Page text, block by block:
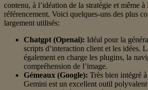
contenu, à l’idéation de la stratégie et même
référencement. Voici quelques-uns des plus
largement utilisés:
Chatgpt (Openai): Idéal pour la
scripts d’interaction client et les idées.
également en charge les plugins, la
compréhension de l’image.
Gémeaux (Google): Très bien intégré
Gemini est un excellent outil